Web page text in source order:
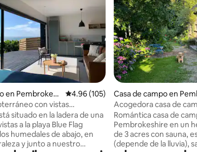
de 5, 383 reseñas
en Pembrokesh
Calificación promedio: 4.96 de 5, 105
4.96 (105)
con vistas
y sauna
situado en la ladera de una
a la playa Blue Flag
humedales de abajo, en
y junto a nuestro
Casa de campo en
eshire
Acogedora casa de
terreno idílico de 3
Romántica casa de
Pembrokeshire en un
de 3 acres con sauna,
(depende de la lluvia),